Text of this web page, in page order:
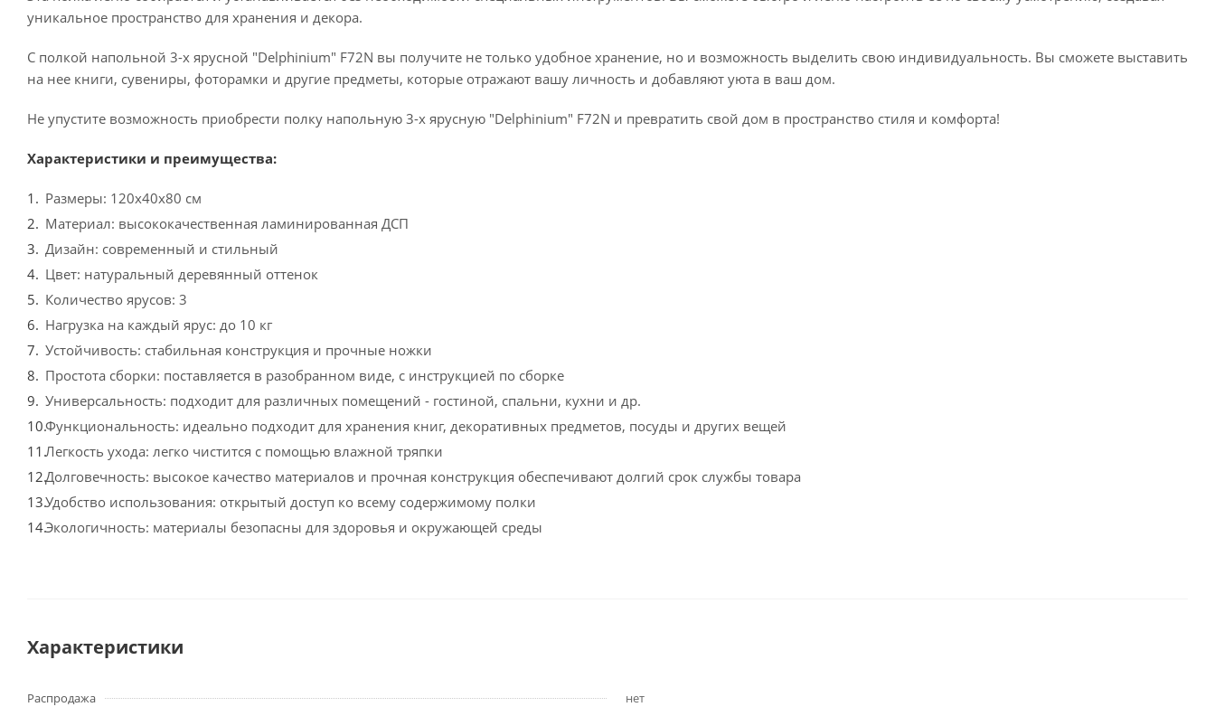
уникальное пространство для хранения и декора.
С полкой напольной 3-х ярусной "Delphinium" F72N вы получите не только удобное хранение, но и возможность выделить свою индивидуальность. Вы сможете выставить
на нее книги, сувениры, фоторамки и другие предметы, которые отражают вашу личность и добавляют уюта в ваш дом.
Не упустите возможность приобрести полку напольную 3-х ярусную "Delphinium" F72N и превратить свой дом в пространство стиля и комфорта!
Характеристики и преимущества:
Размеры: 120x40x80 см
Материал: высококачественная ламинированная ДСП
Дизайн: современный и стильный
Цвет: натуральный деревянный оттенок
Количество ярусов: 3
Нагрузка на каждый ярус: до 10 кг
Устойчивость: стабильная конструкция и прочные ножки
Простота сборки: поставляется в разобранном виде, с инструкцией по сборке
Универсальность: подходит для различных помещений - гостиной, спальни, кухни и др.
Функциональность: идеально подходит для хранения книг, декоративных предметов, посуды и других вещей
Легкость ухода: легко чистится с помощью влажной тряпки
Долговечность: высокое качество материалов и прочная конструкция обеспечивают долгий срок службы товара
Удобство использования: открытый доступ ко всему содержимому полки
Экологичность: материалы безопасны для здоровья и окружающей среды
Характеристики
Распродажа
нет